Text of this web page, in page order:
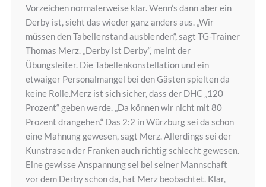
Vorzeichen normalerweise klar. Wenn’s dann aber ein
Derby ist, sieht das wieder ganz anders aus. „Wir
müssen den Tabellenstand ausblenden“, sagt TG-Trainer
Thomas Merz. „Derby ist Derby“, meint der
Übungsleiter. Die Tabellenkonstellation und ein
etwaiger Personalmangel bei den Gästen spielten da
keine Rolle.Merz ist sich sicher, dass der DHC „120
Prozent“ geben werde. „Da können wir nicht mit 80
Prozent drangehen.“ Das 2:2 in Würzburg sei da schon
eine Mahnung gewesen, sagt Merz. Allerdings sei der
Kunstrasen der Franken auch richtig schlecht gewesen.
Eine gewisse Anspannung sei bei seiner Mannschaft
vor dem Derby schon da, hat Merz beobachtet. Klar,